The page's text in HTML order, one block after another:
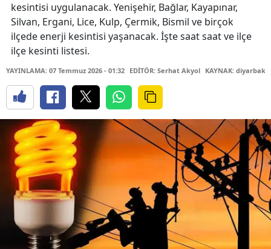
kesintisi uygulanacak. Yenişehir, Bağlar, Kayapınar,
Silvan, Ergani, Lice, Kulp, Çermik, Bismil ve birçok
ilçede enerji kesintisi yaşanacak. İşte saat saat ve ilçe
ilçe kesinti listesi.
YAYINLAMA: 07 Temmuz 2026 - 01:32 EDİTÖR: Serhat Akyol KAYNAK: